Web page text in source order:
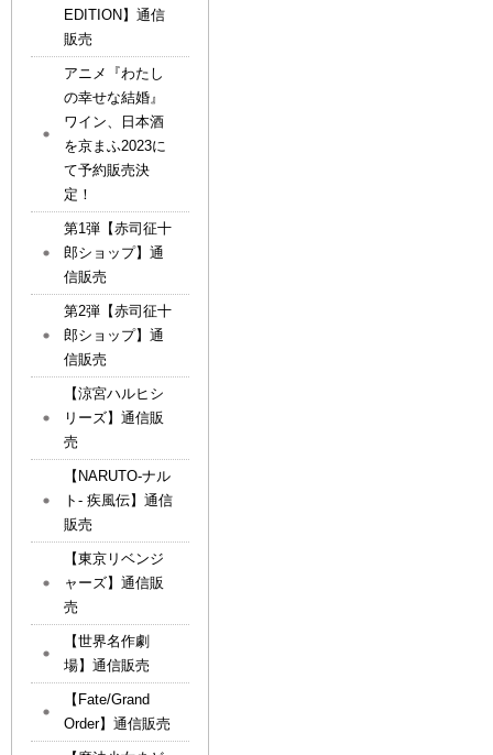
EDITION】通信
販売
アニメ『わたし
の幸せな結婚』
ワイン、日本酒
を京まふ2023に
て予約販売決
定！
第1弾【赤司征十
郎ショップ】通
信販売
第2弾【赤司征十
郎ショップ】通
信販売
【涼宮ハルヒシ
リーズ】通信販
売
【NARUTO-ナル
ト- 疾風伝】通信
販売
【東京リベンジ
ャーズ】通信販
売
【世界名作劇
場】通信販売
【Fate/Grand
Order】通信販売